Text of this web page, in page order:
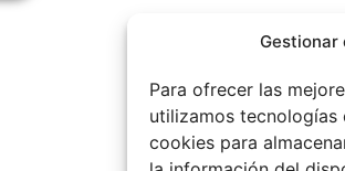
Gestionar
Para ofrecer las
utilizamos tecnologías
cookies para